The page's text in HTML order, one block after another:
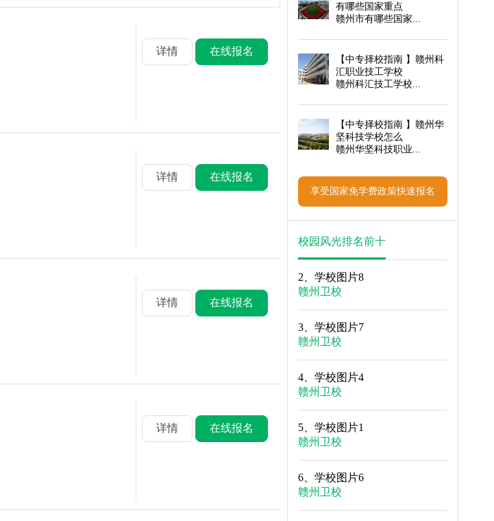
详情 在线报名
详情 在线报名
详情 在线报名
详情 在线报名
有哪些国家重点
赣州市有哪些国家...
【中专择校指南 】赣州科
汇职业技工学校
赣州科汇技工学校...
【中专择校指南 】赣州华
坚科技学校怎么
赣州华坚科技职业...
享受国家免学费政策快速报名
校园风光排名前十
2、 学校图片8
赣州卫校
3、 学校图片7
赣州卫校
4、 学校图片4
赣州卫校
5、 学校图片1
赣州卫校
6、 学校图片6
赣州卫校